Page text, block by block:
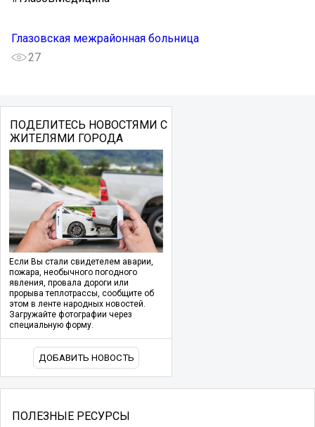
Глазовская межрайонная больница
27
ПОДЕЛИТЕСЬ НОВОСТЯМИ С
ЖИТЕЛЯМИ ГОРОДА
Если Вы стали свидетелем аварии,
пожара, необычного погодного
явления, провала дороги или
прорыва теплотрассы, сообщите об
этом в ленте народных новостей.
Загружайте фотографии через
специальную форму.
ДОБАВИТЬ НОВОСТЬ
ПОЛЕЗНЫЕ РЕСУРСЫ